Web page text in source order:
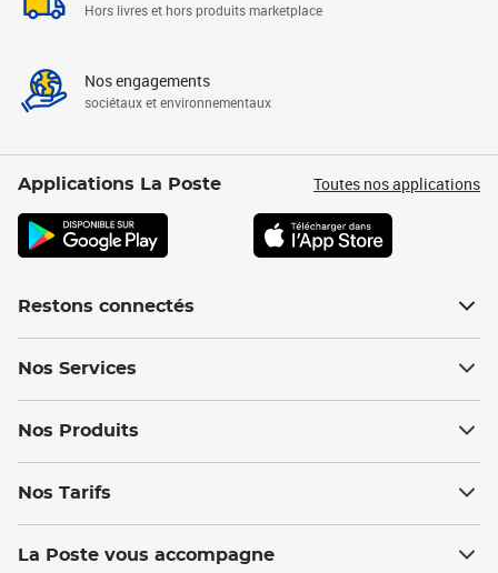
Hors livres et hors produits marketplace
Nos engagements
sociétaux et environnementaux
Applications La Poste Toutes nos applications
Restons connectés
Nos Services
Nos Produits
Nos Tarifs
La Poste vous accompagne